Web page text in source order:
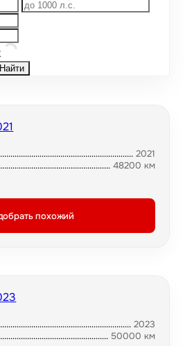
Найти
2021
48200 км
похожий
2023
50000 км